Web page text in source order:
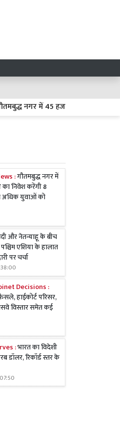
नगर में 45 हजार करोड़ रुपये का
:गौतमबुद्ध नगर में
निवेश करेंगी 8
अधिक युवाओं को
और नेतन्याहू के बीच
एशिया के हालात
पर चर्चा
Decisions :
हाईकोर्ट परिसर,
विस्तार समेत कई
:भारत का विदेशी
डॉलर, रिकॉर्ड स्तर के